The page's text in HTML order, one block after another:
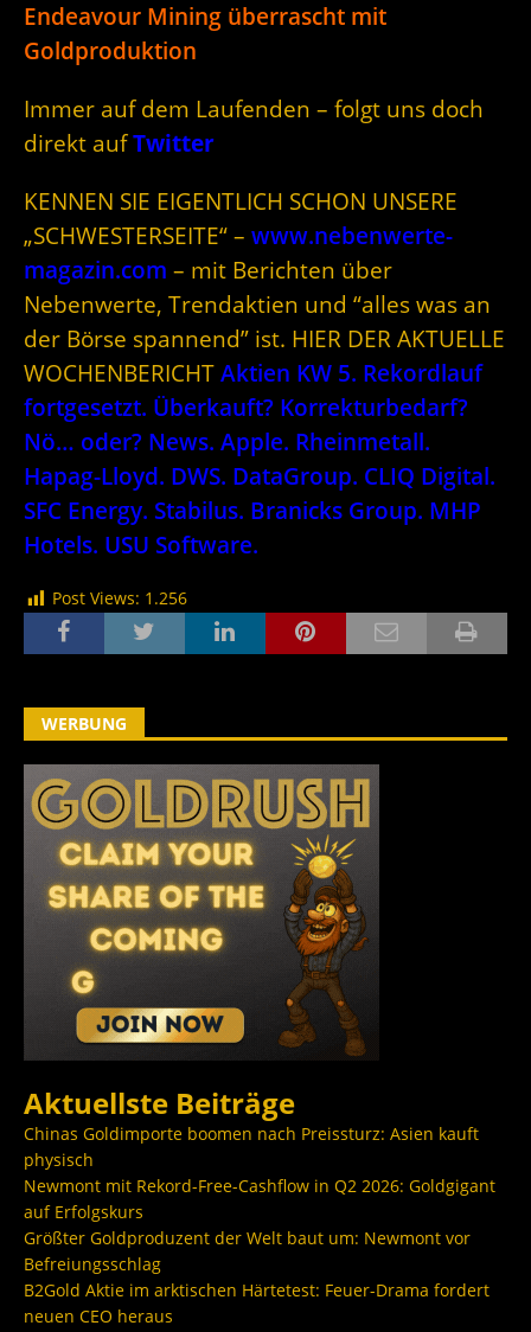
Endeavour Mining überrascht mit
Goldproduktion
Immer auf dem Laufenden – folgt uns doch
direkt aufTwitter
KENNEN SIE EIGENTLICH SCHON UNSERE
„SCHWESTERSEITE“ – www.nebenwerte-
magazin.com – mit Berichten über
Nebenwerte, Trendaktien und “alles was an
der Börse spannend” ist. HIER DER AKTUELLE
WOCHENBERICHT Aktien KW 5. Rekordlauf
fortgesetzt. Überkauft? Korrekturbedarf?
Nö… oder? News. Apple. Rheinmetall.
Hapag-Lloyd. DWS. DataGroup. CLIQ Digital.
SFC Energy. Stabilus. Branicks Group. MHP
Hotels. USU Software.
Post Views: 1.256
WERBUNG
Aktuellste Beiträge
Chinas Goldimporte boomen nach Preissturz: Asien kauft
physisch
Newmont mit Rekord-Free-Cashflow in Q2 2026: Goldgigant
auf Erfolgskurs
Größter Goldproduzent der Welt baut um: Newmont vor
Befreiungsschlag
B2Gold Aktie im arktischen Härtetest: Feuer-Drama fordert
neuen CEO heraus